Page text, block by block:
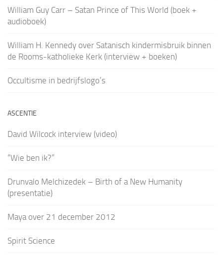
William Guy Carr – Satan Prince of This World (boek +
audioboek)
William H. Kennedy over Satanisch kindermisbruik binnen
de Rooms-katholieke Kerk (interview + boeken)
Occultisme in bedrijfslogo’s
ASCENTIE
David Wilcock interview (video)
“Wie ben ik?”
Drunvalo Melchizedek – Birth of a New Humanity
(presentatie)
Maya over 21 december 2012
Spirit Science